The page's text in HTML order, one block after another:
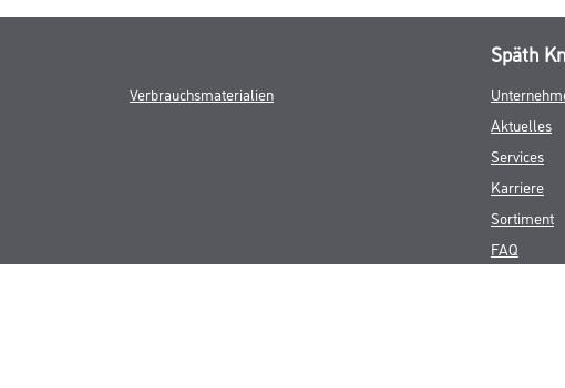
Verbrauchsmaterialien
Späth
Aktuelles
Services
Karriere
Sortiment
FAQ